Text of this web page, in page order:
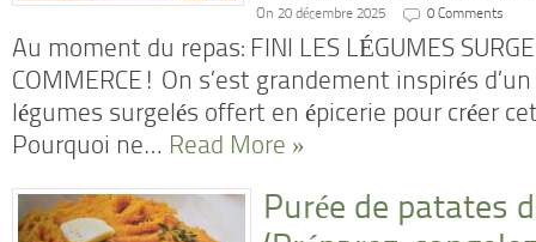
On 20 décembre 2025
0 Comments
Au moment du repas: FINI LES LÉGUMES
COMMERCE! On s’est grandement inspirés
légumes surgelés offert en épicerie pour créer
Pourquoi ne… Read More »
Purée de patates